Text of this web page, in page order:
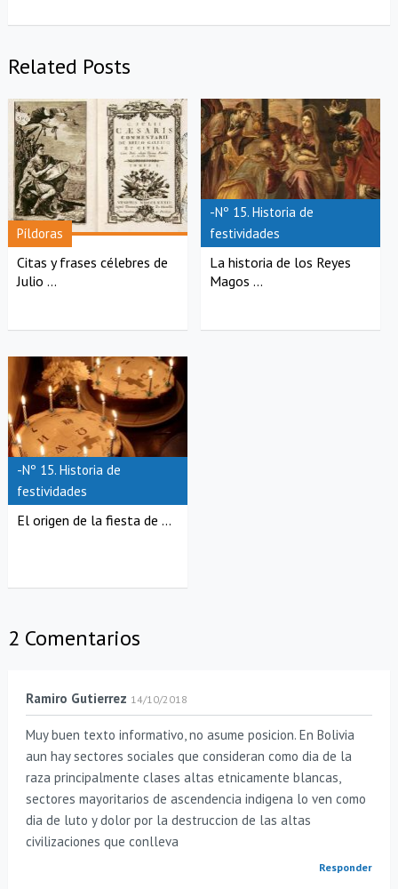
Related Posts
Píldoras
Citas y frases célebres de
Julio ...
-Nº 15. Historia de
festividades
La historia de los Reyes
Magos ...
-Nº 15. Historia de
festividades
El origen de la fiesta de ...
2 Comentarios
Ramiro Gutierrez 14/10/2018
Muy buen texto informativo, no asume posicion. En Bolivia
aun hay sectores sociales que consideran como dia de la
raza principalmente clases altas etnicamente blancas,
sectores mayoritarios de ascendencia indigena lo ven como
dia de luto y dolor por la destruccion de las altas
civilizaciones que conlleva
Responder